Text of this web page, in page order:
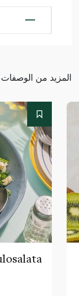
المزيد من الوصفات